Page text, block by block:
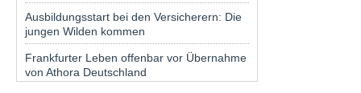
Ausbildungsstart bei den Versicherern: Die
jungen Wilden kommen
Frankfurter Leben offenbar vor Übernahme
von Athora Deutschland